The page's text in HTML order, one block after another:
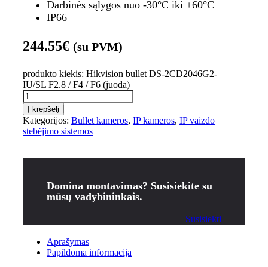
Darbinės sąlygos nuo -30°C iki +60°C
IP66
244.55€ (su PVM)
produkto kiekis: Hikvision bullet DS-2CD2046G2-
IU/SL F2.8 / F4 / F6 (juoda)
Į krepšelį
Kategorijos: Bullet kameros, IP kameros, IP vaizdo
stebėjimo sistemos
Domina montavimas? Susisiekite su
mūsų vadybininkais.
Susisiekti
Aprašymas
Papildoma informacija